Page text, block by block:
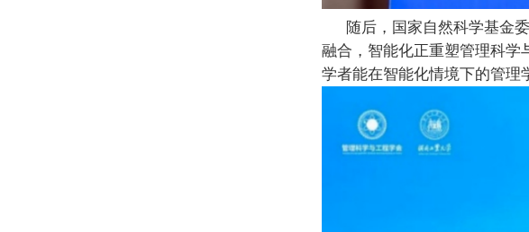
随后， 国家自然科学基金
融合 ，智能化正重塑管理科
学者能在智能化情境下的管理